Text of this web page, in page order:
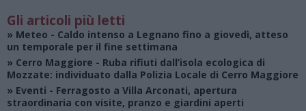
Gli articoli più letti
» Meteo - Caldo intenso a Legnano fino a giovedì, atteso
un temporale per il fine settimana
» Cerro Maggiore - Ruba rifiuti dall’isola ecologica di
Mozzate: individuato dalla Polizia Locale di Cerro Maggiore
» Eventi - Ferragosto a Villa Arconati, apertura
straordinaria con visite, pranzo e giardini aperti